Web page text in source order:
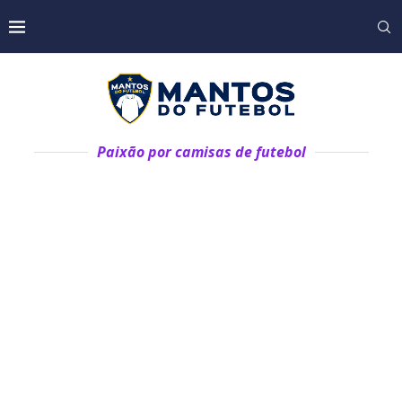
Paixão por camisas de futebol